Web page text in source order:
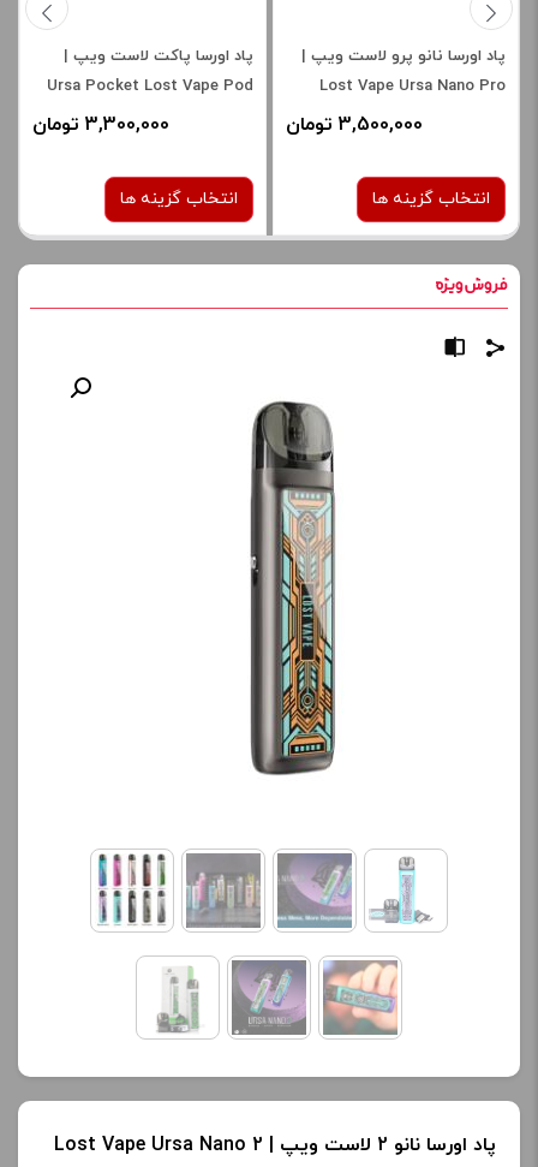
پاد اورسا نانو پرو لاست ویپ |
Lost Vape Ursa Nano Pro
3,500,000 تومان
انتخاب گزینه ها
برای فعال شدن سبد خرید و
نمایش قیمت ، گزینه های
محصول را از کادر بالا انتخاب
افزودن به سبد خرید
ک
پ
ی
پاد اورسا پاکت لاست ویپ |
Ursa Pocket Lost Vape Pod
3,300,000 تومان
انتخاب گزینه ها
افزودن به سبد خرید
پاد اورسا نانو 2 لاست ویپ | Lost Vape Ursa Nano 2